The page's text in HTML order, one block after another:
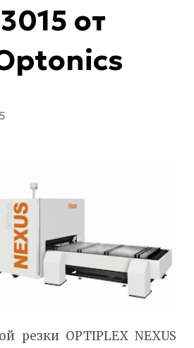
от
резки OPTIPLEX NEXUS